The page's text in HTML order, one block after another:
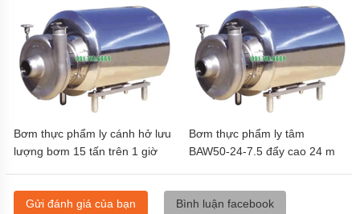
Bơm thực phẩm ly cánh hở lưu
lượng bơm 15 tấn trên 1 giờ
Bơm thực phẩm ly tâm
BAW50-24-7.5 đẩy cao 24 m
Gửi đánh giá của bạn Bình luận facebook